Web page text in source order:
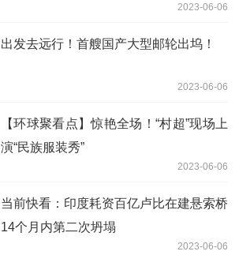
2023-06-06
出发去远行！首艘国产大型邮轮出坞！
2023-06-06
【环球聚看点】惊艳全场！“村超”现场上
演“民族服装秀”
2023-06-06
当前快看：印度耗资百亿卢比在建悬索桥
14个月内第二次坍塌
2023-06-06